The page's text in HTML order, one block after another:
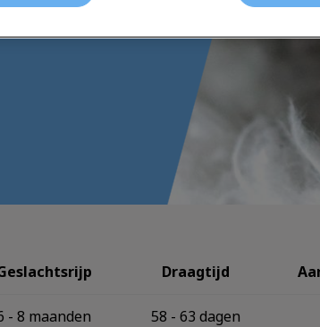
Draagtijd
- 8 maanden 58 - 63 dagen